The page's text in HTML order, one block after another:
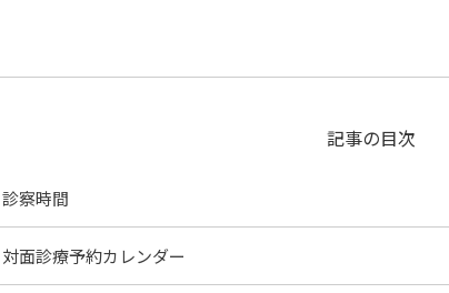
問診表のダウンロード
記事の目次
診察時間
対面診療予約カレンダー